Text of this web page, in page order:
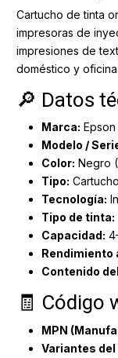
Cartucho de tinta
impresoras de
impresiones de
doméstico y oficina.
🔎 Datos
Marca: Epson
Modelo /
Color: Negro
Tipo:
Tecnología:
Tipo de tinta:
Capacidad:
Rendimiento
Contenido
🧾 Código
MPN
Variantes del